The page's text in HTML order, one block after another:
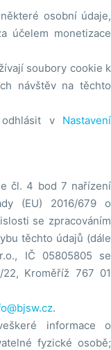
osobní údaje,
účelem monetizace
soubory cookie k
návštěv na těchto
odhlásit v Nastavení
čl. 4 bod 7 nařízení
(EU) 2016/679 o
se zpracováním
těchto údajů (dále
IČ 05805805 se
Kroměříž 767 01
.
informace o
fyzické osobě;